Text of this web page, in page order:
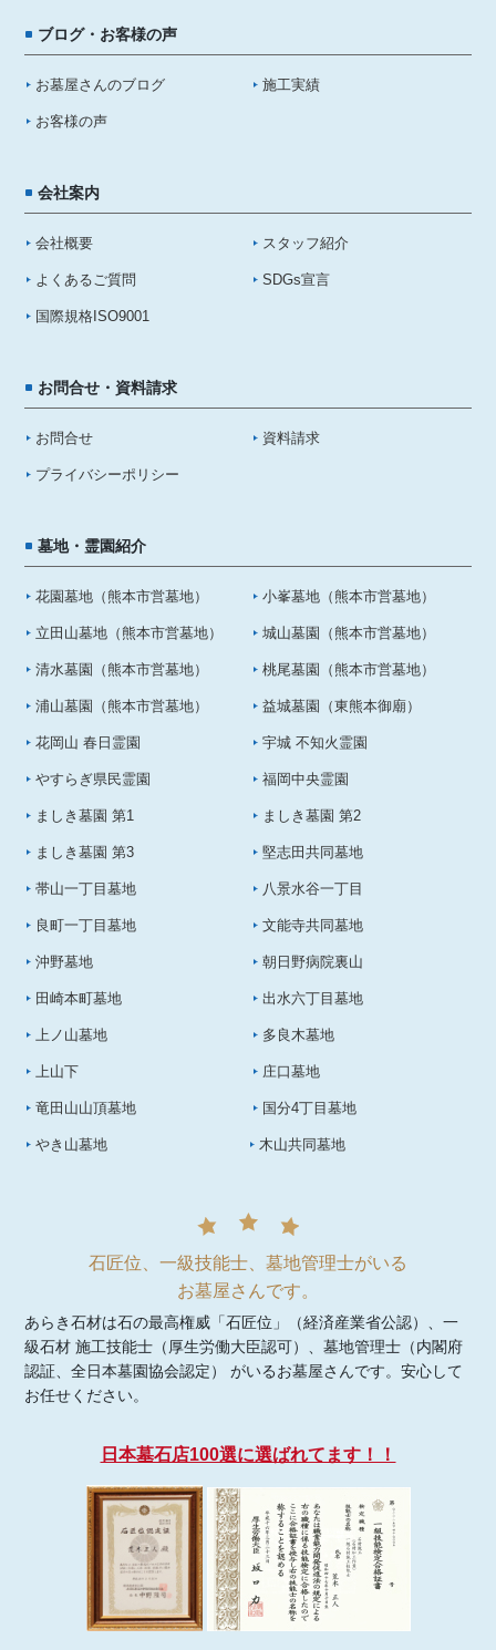
ブログ・お客様の声
お墓屋さんのブログ 施工実績
お客様の声
会社案内
会社概要 スタッフ紹介
よくあるご質問 SDGs宣言
国際規格ISO9001
お問合せ・資料請求
お問合せ 資料請求
プライバシーポリシー
墓地・霊園紹介
花園墓地（熊本市営墓地） 小峯墓地（熊本市営墓地）
立田山墓地（熊本市営墓地） 城山墓園（熊本市営墓地）
清水墓園（熊本市営墓地） 桃尾墓園（熊本市営墓地）
浦山墓園（熊本市営墓地） 益城墓園（東熊本御廟）
花岡山 春日霊園 宇城 不知火霊園
やすらぎ県民霊園 福岡中央霊園
ましき墓園 第1 ましき墓園 第2
ましき墓園 第3 堅志田共同墓地
帯山一丁目墓地 八景水谷一丁目
良町一丁目墓地 文能寺共同墓地
沖野墓地 朝日野病院裏山
田崎本町墓地 出水六丁目墓地
上ノ山墓地 多良木墓地
上山下 庄口墓地
竜田山山頂墓地 国分4丁目墓地
やき山墓地 木山共同墓地
石匠位、一級技能士、墓地管理士がいる
お墓屋さんです。
あらき石材は石の最高権威「石匠位」（経済産業省公認）、一
級石材 施工技能士（厚生労働大臣認可）、墓地管理士（内閣府
認証、全日本墓園協会認定） がいるお墓屋さんです。安心して
お任せください。
日本墓石店100選に選ばれてます！！